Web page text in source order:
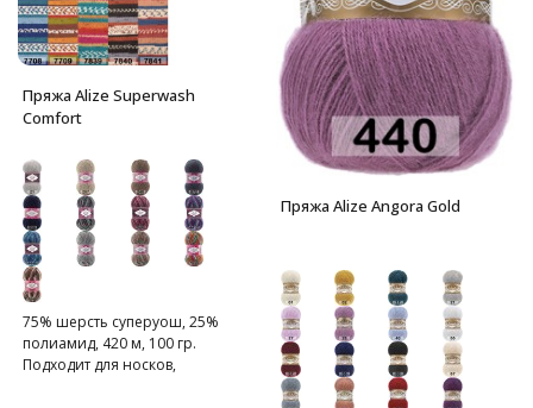
Пряжа Alize Superwash
Comfort
75% шерсть суперуош, 25%
полиамид, 420 м, 100 гр.
Подходит для носков,
Пряжа Alize Angora Gold